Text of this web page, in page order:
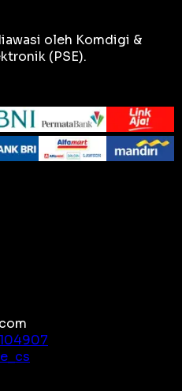
oleh Komdigi &
(PSE).